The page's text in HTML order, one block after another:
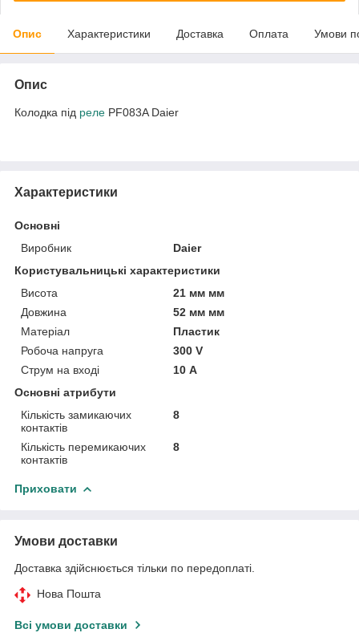
Опис Характеристики Доставка Оплата Умови
Опис
Колодка під реле PF083A Daier
Характеристики
Основні
Виробник
Daier
Користувальницькі характеристики
Висота
21 мм мм
Довжина
52 мм мм
Матеріал
Пластик
Робоча напруга
300 V
Струм на вході
10 А
Основні атрибути
Кількість замикаючих
контактів
8
Кількість перемикаючих
контактів
8
Приховати
Умови доставки
Доставка здійснюється тільки по передоплаті.
Нова Пошта
Всі умови доставки